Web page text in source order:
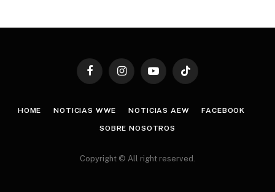
FacebookInstagramYouTubeTikTok
HOME NOTICIAS WWE NOTICIAS AEW FACEBOOK
SOBRE NOSOTROS
Copyright © All right reserved.